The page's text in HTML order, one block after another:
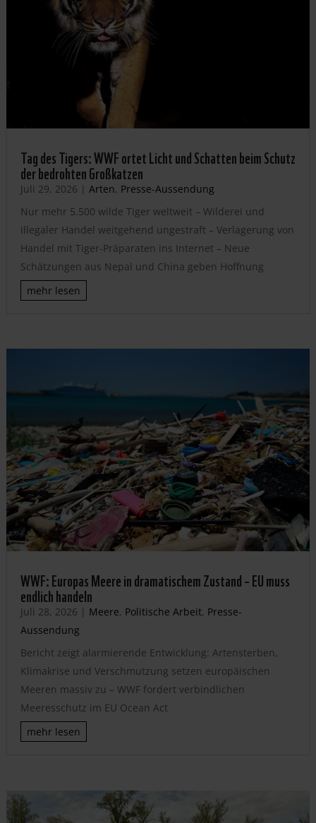
Tag des Tigers: WWF ortet Licht und Schatten beim Schutz
der bedrohten Großkatzen
Juli 29, 2026 | Arten, Presse-Aussendung
Nur mehr 5.500 wilde Tiger weltweit – Wilderei und
illegaler Handel weitgehend ungestraft – Verlagerung von
Handel mit Tiger-Präparaten ins Internet – Neue
Schätzungen aus Nepal und China geben Hoffnung
mehr lesen
WWF: Europas Meere in dramatischem Zustand – EU muss
endlich handeln
Juli 28, 2026 | Meere, Politische Arbeit, Presse-
Aussendung
Bericht zeigt alarmierende Entwicklung: Artensterben,
Klimakrise und Verschmutzung setzen europäischen
Meeren massiv zu – WWF fordert verbindlichen
Meeresschutz im EU Ocean Act
mehr lesen